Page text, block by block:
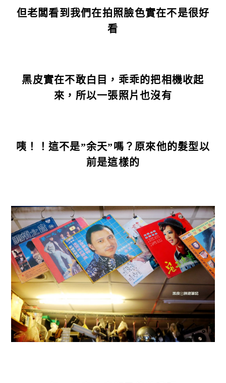
但老闆看到我們在拍照臉色實在不是很好
看
黑皮實在不敢白目，乖乖的把相機收起
來，所以一張照片也沒有
咦！！這不是”余天”嗎？原來他的髮型以
前是這樣的